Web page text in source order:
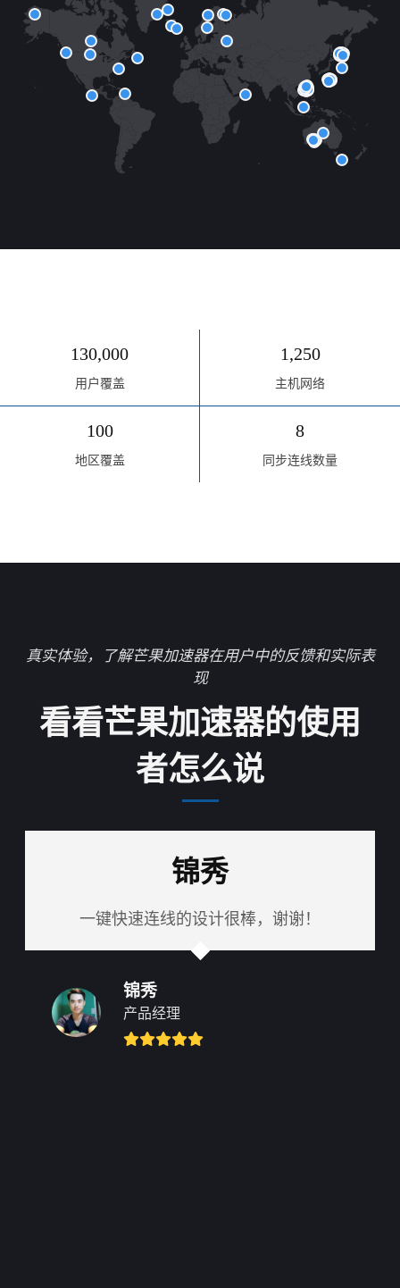
130,000
用户覆盖
1,250
主机网络
100
地区覆盖
8
同步连线数量
真实体验，了解芒果加速器在用户中的反馈和实际表
现
看看芒果加速器的使用
者怎么说
锦秀
一键快速连线的设计很棒，谢谢！
锦秀
产品经理